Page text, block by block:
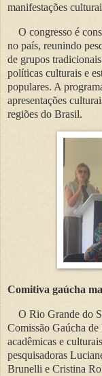
manifestações
O congresso é
no país, reunindo
de grupos
políticas culturais e
populares. A
apresentações
regiões do Brasil.
Comitiva gaúcha
O Rio Grande do
Comissão Gaúcha
acadêmicas e
pesquisadoras
Brunelli e Cristina